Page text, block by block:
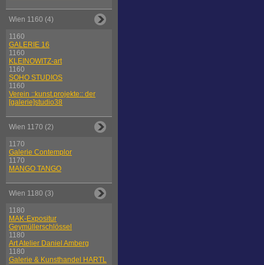
Wien 1160 (4)
1160
GALERIE 16
1160
KLEINOWITZ-art
1160
SOHO STUDIOS
1160
Verein ::kunst.projekte:: der
[galerie]studio38
Wien 1170 (2)
1170
Galerie Contemplor
1170
MANGO TANGO
Wien 1180 (3)
1180
MAK-Expositur
Geymüllerschlössel
1180
Art Atelier Daniel Amberg
1180
Galerie & Kunsthandel HARTL